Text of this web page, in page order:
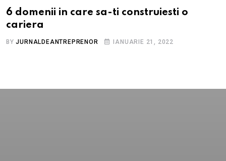
6 domenii in care sa-ti construiesti o
cariera
BYJURNALDEANTREPRENOR IANUARIE 21, 2022